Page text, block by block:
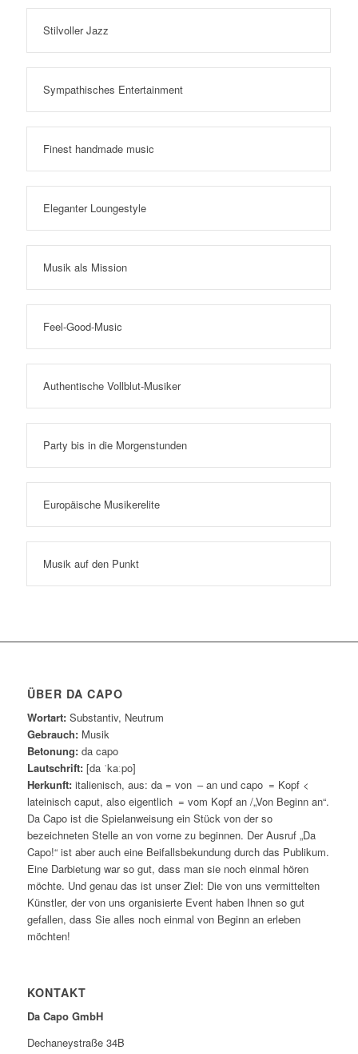
Stilvoller Jazz
Sympathisches Entertainment
Finest handmade music
Eleganter Loungestyle
Musik als Mission
Feel-Good-Music
Authentische Vollblut-Musiker
Party bis in die Morgenstunden
Europäische Musikerelite
Musik auf den Punkt
ÜBER DA CAPO
Wortart:Substantiv, Neutrum
Gebrauch:Musik
Betonung:da capo
Lautschrift: [da ˈkaːpo]
Herkunft:italienisch, aus: da = von – an und capo = Kopf <
lateinisch caput, also eigentlich = vom Kopf an /„Von Beginn an“.
Da Capo ist die Spielanweisung ein Stück von der so
bezeichneten Stelle an von vorne zu beginnen. Der Ausruf „Da
Capo!“ ist aber auch eine Beifallsbekundung durch das Publikum.
Eine Darbietung war so gut, dass man sie noch einmal hören
möchte. Und genau das ist unser Ziel: Die von uns vermittelten
Künstler, der von uns organisierte Event haben Ihnen so gut
gefallen, dass Sie alles noch einmal von Beginn an erleben
möchten!
KONTAKT
Da Capo GmbH
Dechaneystraße 34B